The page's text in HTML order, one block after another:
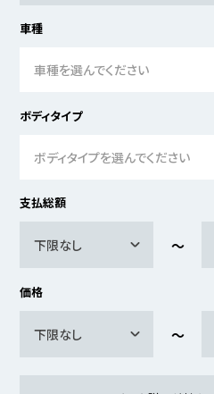
車種
車種を選んでください
ボディタイプ
ボディタイプを選んでください
支払総額
下限なし
価格
下限なし